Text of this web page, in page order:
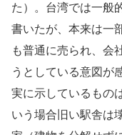
た）。台湾では一般
書いたが、本来は一
も普通に売られ、会
うとしている意図が
実に示しているもの
いう場合旧い駅舎は